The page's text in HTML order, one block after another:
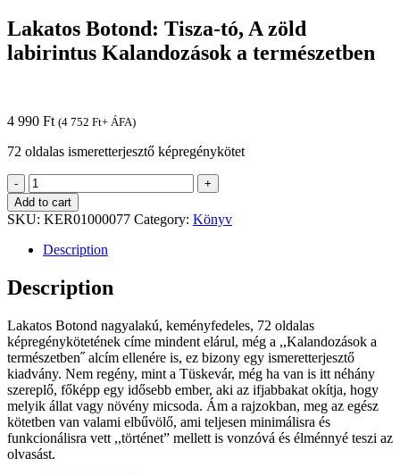
Lakatos Botond: Tisza-tó, A zöld
labirintus Kalandozások a természetben
4 990 Ft (4 752 Ft+ ÁFA)
72 oldalas ismeretterjesztő képregénykötet
-
Lakatos
Botond:
Tisza-
tó,
A
zöld
labirintus
Kalandozások
természetben
quantity
+
Add to cart
SKU: KER01000077 Category: Könyv
Description
Description
Lakatos Botond nagyalakú, keményfedeles, 72 oldalas
képregénykötetének címe mindent elárul, még a ,,Kalandozások a
természetben˝ alcím ellenére is, ez bizony egy ismeretterjesztő
kiadvány. Nem regény, mint a Tüskevár, még ha van is itt néhány
szereplő, főképp egy idősebb ember, aki az ifjabbakat okítja, hogy
melyik állat vagy növény micsoda. Ám a rajzokban, meg az egész
kötetben van valami elbűvölő, ami teljesen minimálisra és
funkcionálisra vett ,,történet” mellett is vonzóvá és élménnyé teszi az
olvasást.